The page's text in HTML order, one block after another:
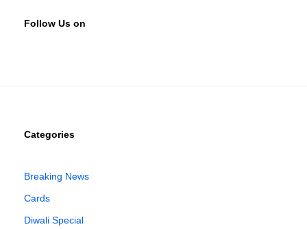
Follow Us on
Categories
Breaking News
Cards
Diwali Special